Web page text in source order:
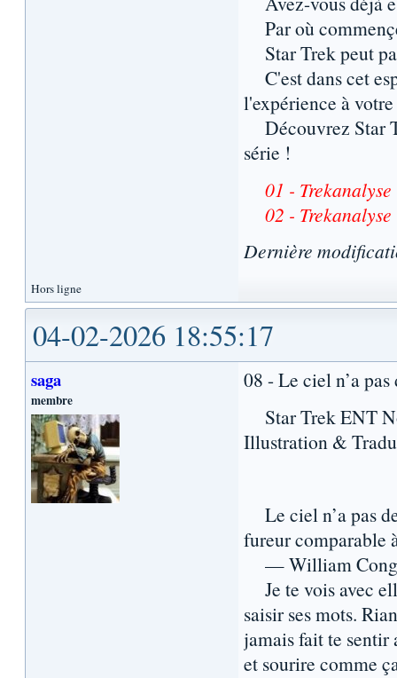
Par où
Star Trek peut
C'est dans cet
l'expérience à
Découvrez Star
série !
01 -
02 -
Dernière
Hors ligne
04-02-2026 18:55:17
saga
membre
08 - Le ciel n’a
Star Trek ENT
Illustration &
Le ciel n’a pas
fureur comparable
— William
Je te vois avec
saisir ses mots.
jamais fait te sentir
et sourire comme